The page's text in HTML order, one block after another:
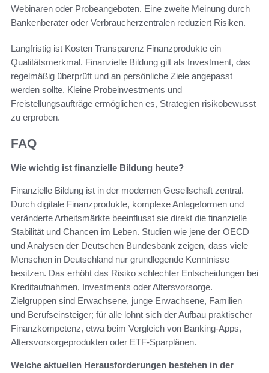
Webinaren oder Probeangeboten. Eine zweite Meinung durch
Bankenberater oder Verbraucherzentralen reduziert Risiken.
Langfristig ist Kosten Transparenz Finanzprodukte ein
Qualitätsmerkmal. Finanzielle Bildung gilt als Investment, das
regelmäßig überprüft und an persönliche Ziele angepasst
werden sollte. Kleine Probeinvestments und
Freistellungsaufträge ermöglichen es, Strategien risikobewusst
zu erproben.
FAQ
Wie wichtig ist finanzielle Bildung heute?
Finanzielle Bildung ist in der modernen Gesellschaft zentral.
Durch digitale Finanzprodukte, komplexe Anlageformen und
veränderte Arbeitsmärkte beeinflusst sie direkt die finanzielle
Stabilität und Chancen im Leben. Studien wie jene der OECD
und Analysen der Deutschen Bundesbank zeigen, dass viele
Menschen in Deutschland nur grundlegende Kenntnisse
besitzen. Das erhöht das Risiko schlechter Entscheidungen bei
Kreditaufnahmen, Investments oder Altersvorsorge.
Zielgruppen sind Erwachsene, junge Erwachsene, Familien
und Berufseinsteiger; für alle lohnt sich der Aufbau praktischer
Finanzkompetenz, etwa beim Vergleich von Banking-Apps,
Altersvorsorgeprodukten oder ETF-Sparplänen.
Welche aktuellen Herausforderungen bestehen in der